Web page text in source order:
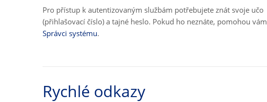
Pro přístup k autentizovaným službám potřebujete znát svoje učo
(přihlašovací číslo) a tajné heslo. Pokud ho neznáte, pomohou vám
Správci systému.
Rychlé odkazy